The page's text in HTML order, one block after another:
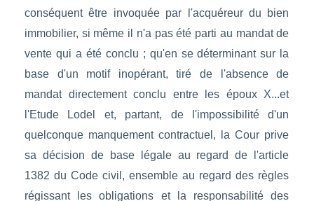
conséquent être invoquée par l'acquéreur du bien
immobilier, si même il n'a pas été parti au mandat de
vente qui a été conclu ; qu'en se déterminant sur la
base d'un motif inopérant, tiré de l'absence de
mandat directement conclu entre les époux X...et
l'Etude Lodel et, partant, de l'impossibilité d'un
quelconque manquement contractuel, la Cour prive
sa décision de base légale au regard de l'article
1382 du Code civil, ensemble au regard des règles
régissant les obligations et la responsabilité des